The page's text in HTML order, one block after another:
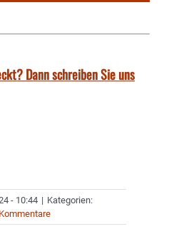
Dann schreiben Sie uns
- 10:44 | Kategorien: